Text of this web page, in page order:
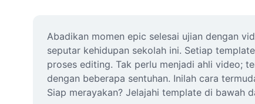
Abadikan momen epic selesai ujian dengan
seputar kehidupan sekolah ini. Setiap
proses editing. Tak perlu menjadi ahli video;
dengan beberapa sentuhan. Inilah cara
Siap merayakan? Jelajahi template di bawah